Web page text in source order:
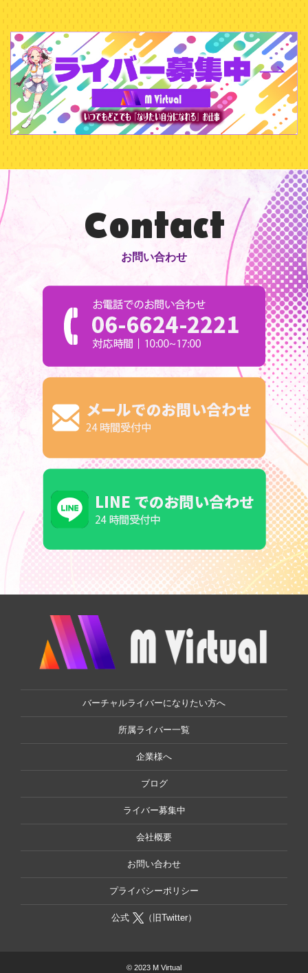
Contact
お問い合わせ
バーチャルライバーになりたい方へ
所属ライバー一覧
企業様へ
ブログ
ライバー募集中
会社概要
お問い合わせ
プライバシーポリシー
公式 （旧Twitter）
© 2023 M Virtual